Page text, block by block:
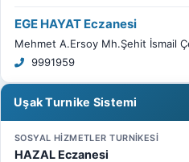
EGE HAYAT Eczanesi
Mehmet A.Ersoy Mh.Şehit İsmail
9991959
Uşak Turnike Sistemi
SOSYAL HİZMETLER TURNİKESİ
HAZAL Eczanesi